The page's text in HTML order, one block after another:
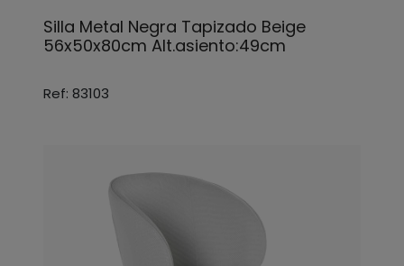
Silla Metal Negra Tapizado Beige
56x50x80cm Alt.asiento:49cm
Ref: 83103